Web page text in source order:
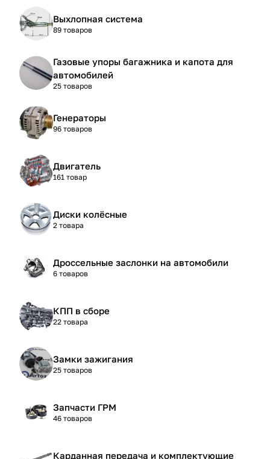
Выхлопная система
89 товаров
Газовые упоры багажника и капота для
автомобилей
25 товаров
Генераторы
96 товаров
Двигатель
161 товар
Диски колёсные
2 товара
Дроссельные заслонки на автомобили
6 товаров
КПП в сборе
22 товара
Замки зажигания
25 товаров
Запчасти ГРМ
46 товаров
Карданная передача и комплектующие